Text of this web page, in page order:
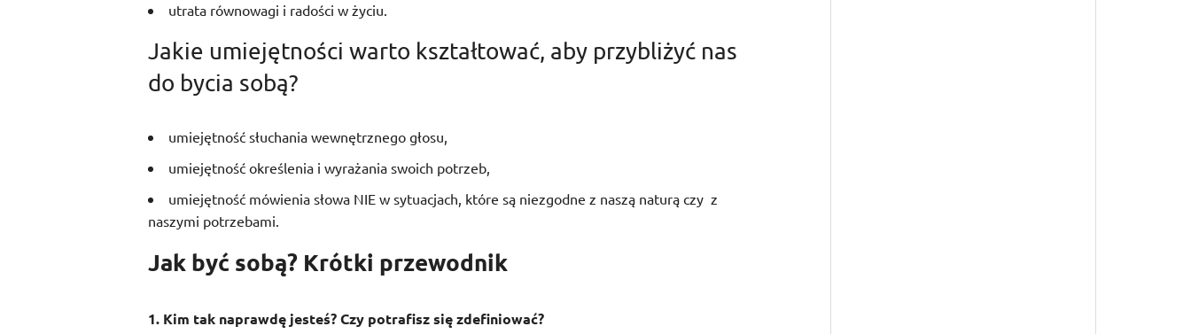
utrata równowagi i radości w życiu.
Jakie umiejętności warto kształtować, aby przybliżyć nas
do bycia sobą?
umiejętność słuchania wewnętrznego głosu,
umiejętność określenia i wyrażania swoich potrzeb,
umiejętność mówienia słowa NIE w sytuacjach, które są niezgodne z naszą naturą czy z
naszymi potrzebami.
Jak być sobą? Krótki przewodnik
1. Kim tak naprawdę jesteś? Czy potrafisz się zdefiniować?